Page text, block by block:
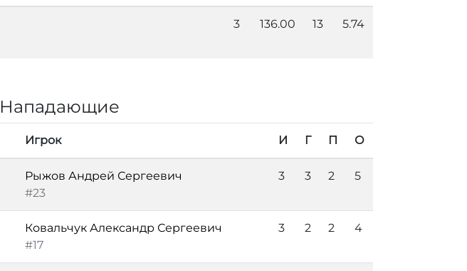
3 136.00 13 5.74
Нападающие
Игрок И Г П О
Рыжов Андрей Сергеевич
#23
3 3 2 5
Ковальчук Александр Сергеевич
#17
3 2 2 4